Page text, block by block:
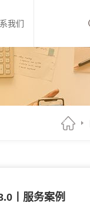
我们
丨服务案例